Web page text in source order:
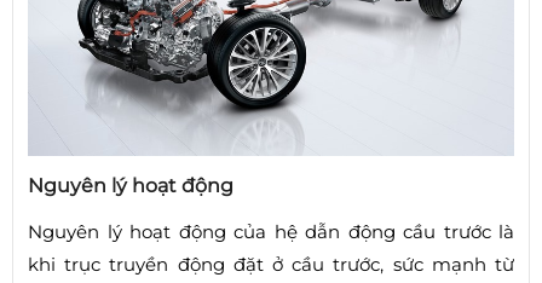
Nguyên lý hoạt động
Nguyên lý hoạt động của hệ dẫn động cầu trước là
khi trục truyền động đặt ở cầu trước, sức mạnh từ